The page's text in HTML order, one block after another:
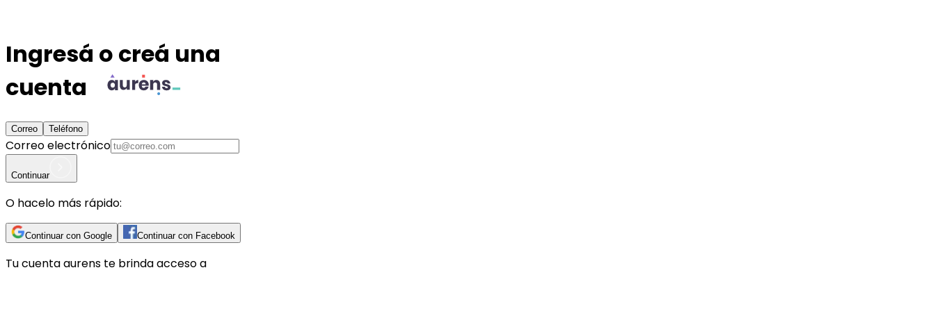
Ingresá o creá una
cuenta
Correo Teléfono
Correo electrónico
Continuar
O hacelo más rápido:
Continuar con Google Continuar con Facebook
Tu cuentaaurens te brinda acceso a